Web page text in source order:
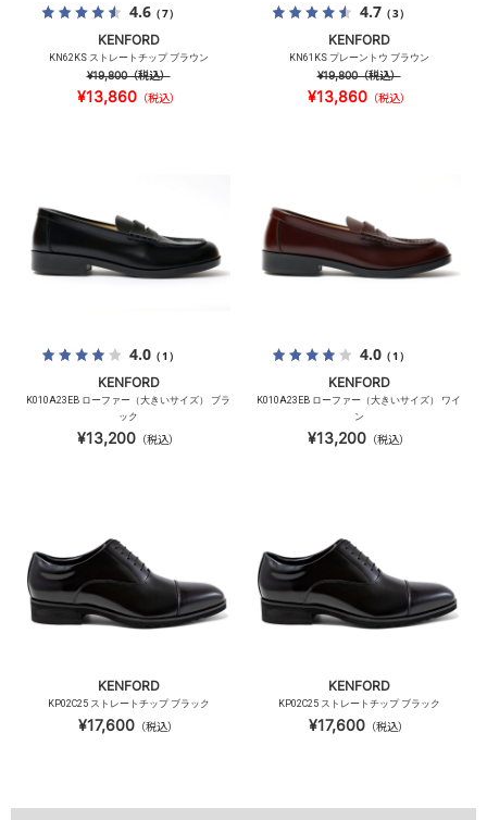
4.6（7）
KENFORD
KN62KS ストレートチップ ブラウン
¥19,800（税込）
¥13,860（税込）
4.7（3）
KENFORD
KN61KS プレーントウ ブラウン
¥19,800（税込）
¥13,860（税込）
4.0（1）
KENFORD
K010A23EB ローファー（大きいサイズ） ブラ
ック
¥13,200 （税込）
4.0（1）
KENFORD
K010A23EB ローファー（大きいサイズ） ワイ
ン
¥13,200 （税込）
KENFORD
KP02C25 ストレートチップ ブラック
¥17,600 （税込）
KENFORD
KP02C25 ストレートチップ ブラック
¥17,600 （税込）